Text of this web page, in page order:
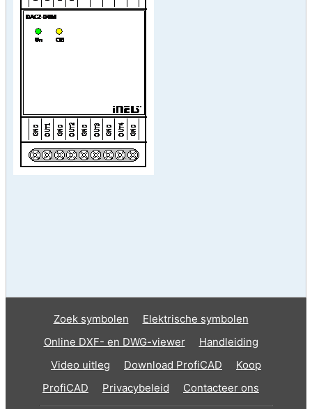
Zoek symbolen
Elektrische symbolen
Online DXF- en DWG-viewer
Handleiding
Video uitleg
Download ProfiCAD
Koop
ProfiCAD
Privacybeleid Contacteer ons